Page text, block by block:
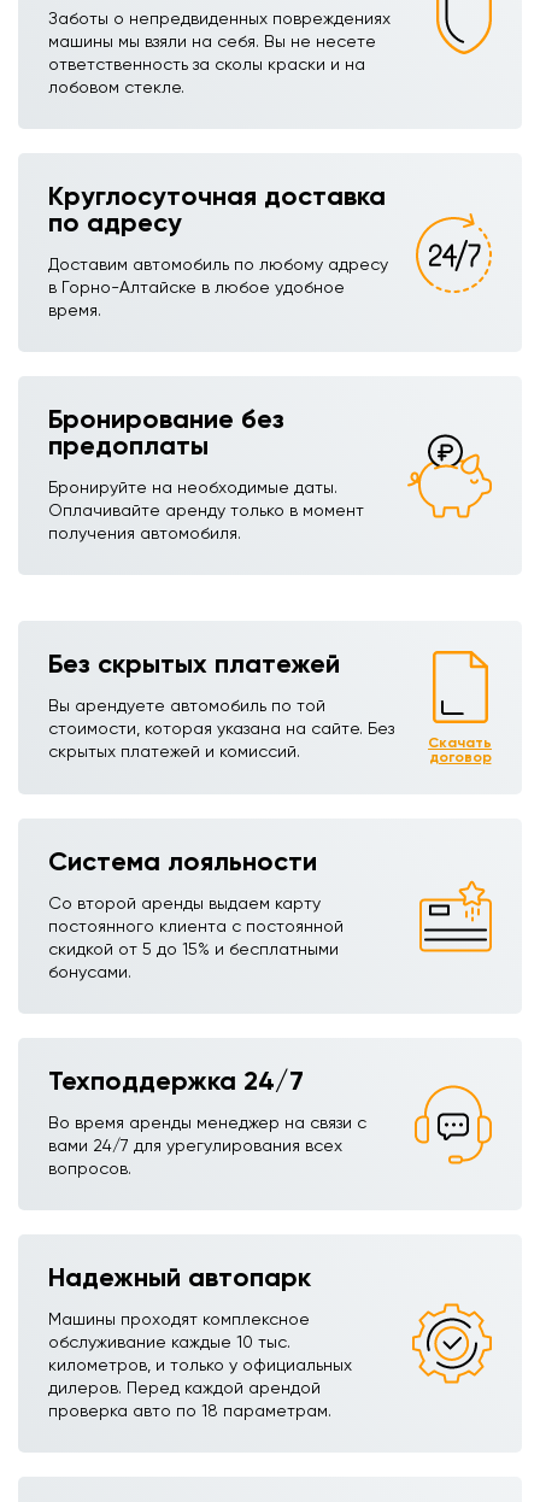
Заботы о непредвиденных повреждениях
машины мы взяли на себя. Вы не несете
ответственность за сколы краски и на
лобовом стекле.
Круглосуточная доставка
по адресу
Доставим автомобиль по любому адресу
в Горно-Алтайске в любое удобное
время.
Бронирование без
предоплаты
Бронируйте на необходимые даты.
Оплачивайте аренду только в момент
получения автомобиля.
Без скрытых платежей
Вы арендуете автомобиль по той
стоимости, которая указана на сайте. Без
скрытых платежей и комиссий.
Скачать
договор
Система лояльности
Со второй аренды выдаем карту
постоянного клиента с постоянной
скидкой от 5 до 15% и бесплатными
бонусами.
Техподдержка 24/7
Во время аренды менеджер на связи с
вами 24/7 для урегулирования всех
вопросов.
Надежный автопарк
Машины проходят комплексное
обслуживание каждые 10 тыс.
километров, и только у официальных
дилеров. Перед каждой арендой
проверка авто по 18 параметрам.